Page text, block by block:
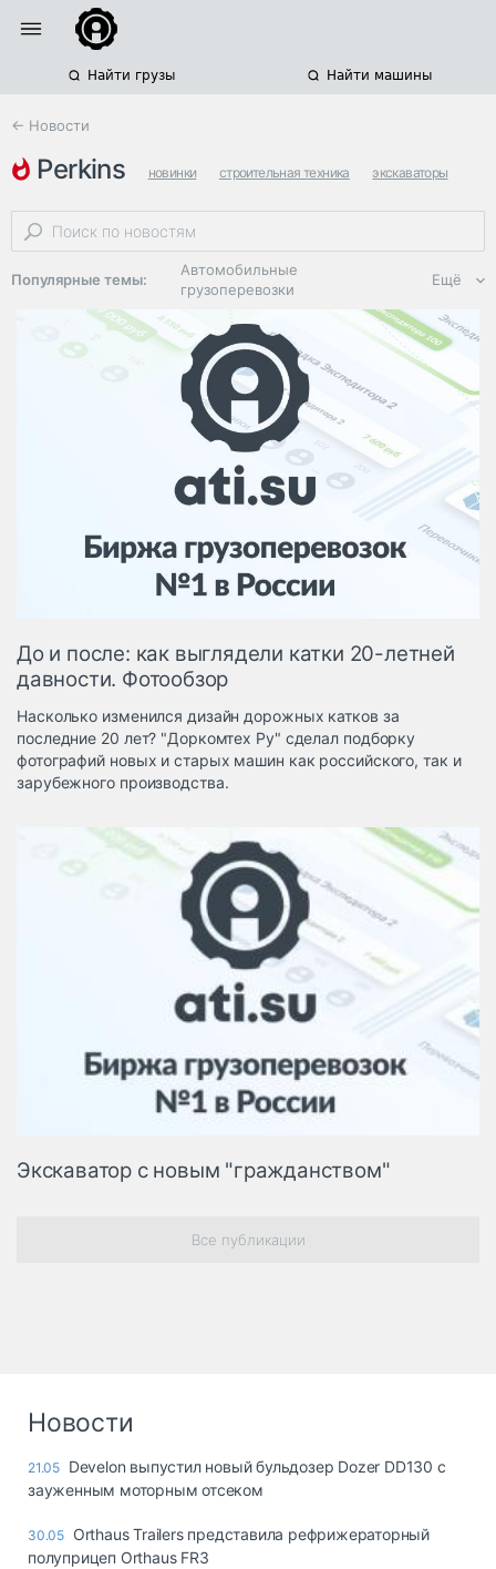
Найти грузы Найти машины
← Новости
perkins новинки строительная техника экскаваторы
Популярные темы:
Автомобильные
грузоперевозки
Региональная
логистика
ЭДО, ИТ в
логистике
Дороги,
инфраструктура
Логистика, грузы
Негабаритные и
опасные грузы
Безопасность и
Таможня и ВЭД
грузовые
терминалы
Коммерческий
транспорт
Автосервис,
запчасти, шины
Топливо, масла и
автохимия
Дзен
Ещё
До и после: как выглядели катки 20-летней
давности. Фотообзор
Насколько изменился дизайн дорожных катков за
последние 20 лет? "Доркомтех Ру" сделал подборку
фотографий новых и старых машин как российского, так и
зарубежного производства.
Экскаватор с новым "гражданством"
Все публикации
Новости
21.05 Develon выпустил новый бульдозер Dozer DD130 с
зауженным моторным отсеком
30.05 Orthaus Trailers представила рефрижераторный
полуприцеп Orthaus FR3